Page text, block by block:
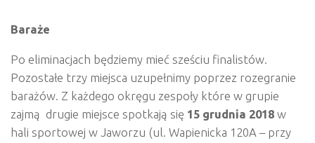
Baraże
Po eliminacjach będziemy mieć sześciu finalistów.
Pozostałe trzy miejsca uzupełnimy poprzez rozegranie
barażów. Z każdego okręgu zespoły które w grupie
zajmą drugie miejsce spotkają się 15 grudnia 2018 w
hali sportowej w Jaworzu (ul. Wapienicka 120A – przy